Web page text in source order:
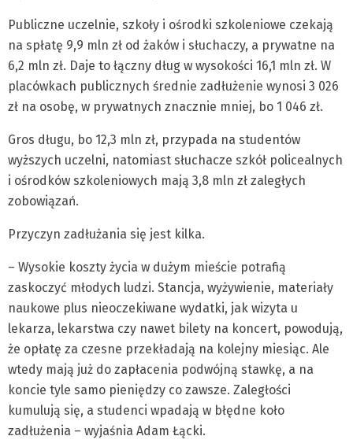
Publiczne uczelnie, szkoły i ośrodki szkoleniowe czekają
na spłatę 9,9 mln zł od żaków i słuchaczy, a prywatne na
6,2 mln zł. Daje to łączny dług w wysokości 16,1 mln zł. W
placówkach publicznych średnie zadłużenie wynosi 3 026
zł na osobę, w prywatnych znacznie mniej, bo 1 046 zł.
Gros długu, bo 12,3 mln zł, przypada na studentów
wyższych uczelni, natomiast słuchacze szkół policealnych
i ośrodków szkoleniowych mają 3,8 mln zł zaległych
zobowiązań.
Przyczyn zadłużania się jest kilka.
– Wysokie koszty życia w dużym mieście potrafią
zaskoczyć młodych ludzi. Stancja, wyżywienie, materiały
naukowe plus nieoczekiwane wydatki, jak wizyta u
lekarza, lekarstwa czy nawet bilety na koncert, powodują,
że opłatę za czesne przekładają na kolejny miesiąc. Ale
wtedy mają już do zapłacenia podwójną stawkę, a na
koncie tyle samo pieniędzy co zawsze. Zaległości
kumulują się, a studenci wpadają w błędne koło
zadłużenia – wyjaśnia Adam Łącki.